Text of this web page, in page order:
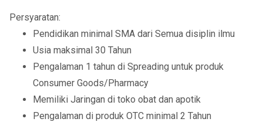
Persyaratan:
Pendidikan minimal SMA dari Semua disiplin ilmu
Usia maksimal 30 Tahun
Pengalaman 1 tahun di Spreading untuk produk
Consumer Goods/Pharmacy
Memiliki Jaringan di toko obat dan apotik
Pengalaman di produk OTC minimal 2 Tahun